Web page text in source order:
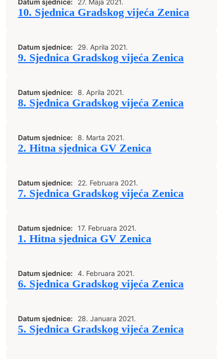
Datum sjednice: 27. Maja 2021.
10. Sjednica Gradskog vijeća Zenica
Datum sjednice: 29. Aprila 2021.
9. Sjednica Gradskog vijeća Zenica
Datum sjednice: 8. Aprila 2021.
8. Sjednica Gradskog vijeća Zenica
Datum sjednice: 8. Marta 2021.
2. Hitna sjednica GV Zenica
Datum sjednice: 22. Februara 2021.
7. Sjednica Gradskog vijeća Zenica
Datum sjednice: 17. Februara 2021.
1. Hitna sjednica GV Zenica
Datum sjednice: 4. Februara 2021.
6. Sjednica Gradskog vijeća Zenica
Datum sjednice: 28. Januara 2021.
5. Sjednica Gradskog vijeća Zenica